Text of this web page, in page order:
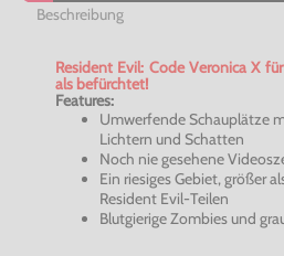
Beschreibung
Resident Evil: Code Veronica X
als befürchtet!
Features:
Umwerfende Schauplätze
Lichtern und Schatten
Noch nie gesehene
Ein riesiges Gebiet, größer
Resident Evil-Teilen
Blutgierige Zombies und